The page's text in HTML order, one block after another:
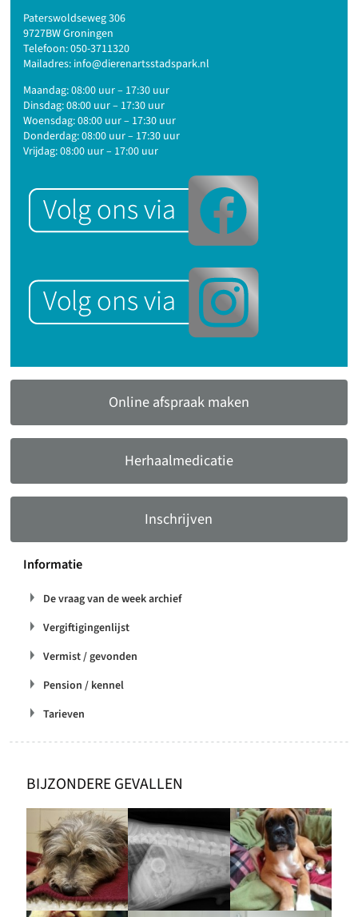
Paterswoldseweg 306
9727BW Groningen
Telefoon:050-3711320
Mailadres: info@dierenartsstadspark.nl
Maandag: 08:00 uur – 17:30 uur
Dinsdag: 08:00 uur – 17:30 uur
Woensdag: 08:00 uur – 17:30 uur
Donderdag: 08:00 uur – 17:30 uur
Vrijdag: 08:00 uur – 17:00 uur
Online afspraak maken
Herhaalmedicatie
Inschrijven
Informatie
De vraag van de week archief
Vergiftigingenlijst
Vermist / gevonden
Pension / kennel
Tarieven
BIJZONDERE GEVALLEN